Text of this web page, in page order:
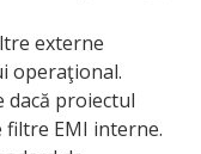
externe
operaţional.
dacă proiectul
filtre EMI interne.